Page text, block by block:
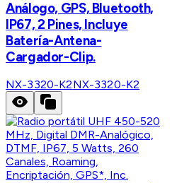
Análogo, GPS, Bluetooth,
IP67, 2 Pines, Incluye
Batería-Antena-
Cargador-Clip.
NX-3320-K2NX-3320-K2